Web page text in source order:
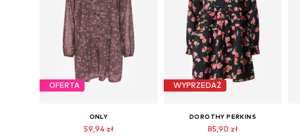
OFERTA
ONLY
59,94 zł
WYPRZEDAŻ
DOROTHY PERKINS
85,90 zł